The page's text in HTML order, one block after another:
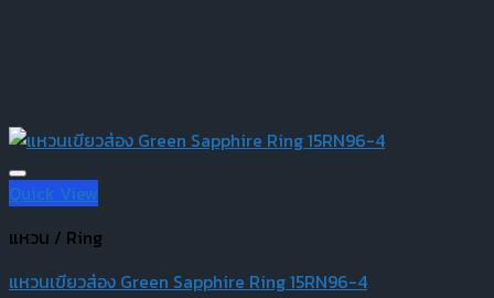
Quick View
แหวน / Ring
แหวนเขียวส่อง Green Sapphire Ring 15RN96-4